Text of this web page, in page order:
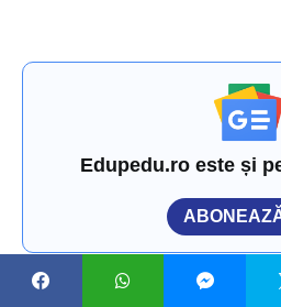
Edupedu.ro este și